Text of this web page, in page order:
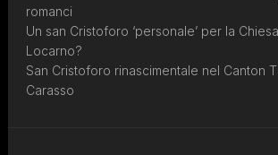
romanci
Un san Cristoforo ‘personale’ per la
Locarno?
San Cristoforo rinascimentale nel Canton
Carasso